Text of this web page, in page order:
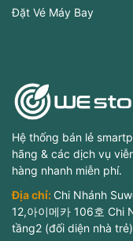
Đặt Vé Máy Bay
Hệ thống bán lẻ
hãng & các dịch vụ
hàng nhanh miễn phí.
Địa chỉ: Chi Nhánh
12,아이메카 106호 Chi
tầng2 (đối diện nhà trẻ)